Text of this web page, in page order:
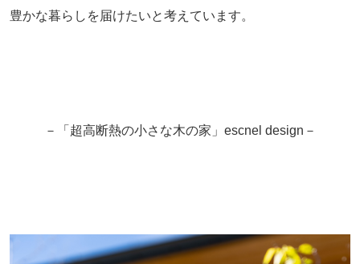
豊かな暮らしを届けたいと考えています。
－「超高断熱の小さな木の家」escnel design－